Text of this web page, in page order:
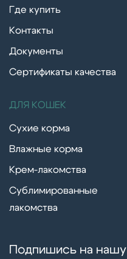
Подпишись на
Где купить
Контакты
Документы
Сертификаты качества
ДЛЯ КОШЕК
Сухие корма
Влажные корма
Крем-лакомства
Сублимированные
лакомства